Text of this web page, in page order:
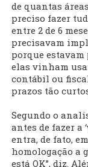
de quantas
preciso fazer
entre 2 de 6
precisavam
porque estavam
elas vinham
contábil ou
prazos tão
Segundo o
antes de fazer a
entra, de fato,
homologação a
está OK”, diz.